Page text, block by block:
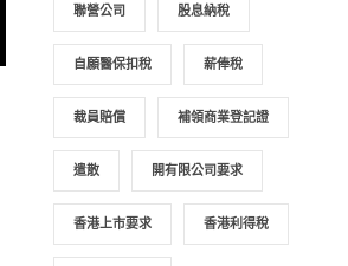
聯營公司 股息納稅
自願醫保扣稅 薪俸稅
裁員賠償 補領商業登記證
遣散 開有限公司要求
香港上市要求 香港利得稅